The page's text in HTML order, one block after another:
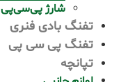
شارژ پی‌سی‌پی
تفنگ بادی فنری
تفنگ پی سی پی
تپانچه